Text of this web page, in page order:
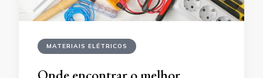
MATERIAIS ELÉTRICOS